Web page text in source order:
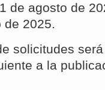
de agosto de
de 2025.
solicitudes
a la